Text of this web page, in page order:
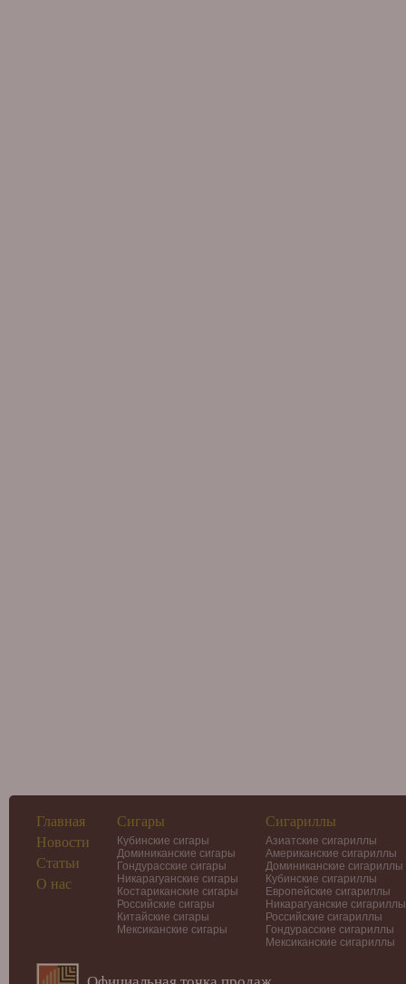
Главная
Новости
Статьи
О нас
Сигары
Кубинские сигары
Доминиканские сигары
Гондурасские сигары
Никарагуанские сигары
Костариканские сигары
Российские сигары
Китайские сигары
Мексиканские сигары
Сигариллы
Азиатские сигариллы
Американские сигариллы
Доминиканские сигариллы
Кубинские сигариллы
Европейские сигариллы
Никарагуанские сигариллы
Российские сигариллы
Гондурасские сигариллы
Мексиканские сигариллы